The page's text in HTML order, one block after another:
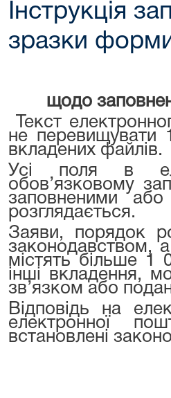
Інструкція
зразки форми
щодо
Текст
не перевищувати
вкладених файлів.
Усі поля в
обов’язковому
заповненими
розглядається.
Заяви, порядок
законодавством,
містять більше 1
інші вкладення,
зв’язком або
Відповідь на
електронної
встановлені